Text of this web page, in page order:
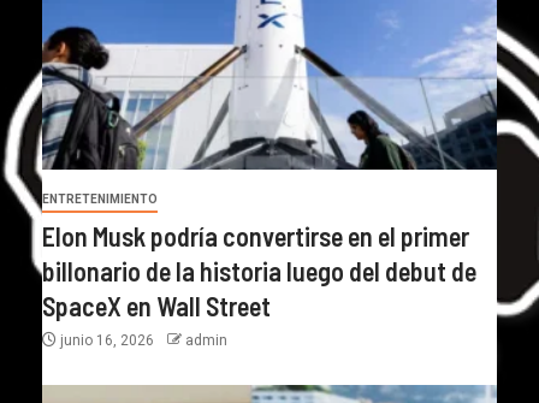
ENTRETENIMIENTO
Elon Musk podría convertirse en el primer
billonario de la historia luego del debut de
SpaceX en Wall Street
junio 16, 2026 admin